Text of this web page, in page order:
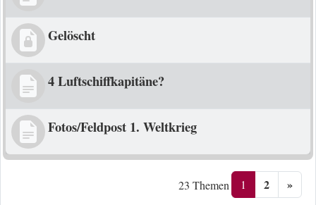
Gelöscht
4 Luftschiffkapitäne?
Fotos/Feldpost 1. Weltkrieg
23 Themen 1 2 »